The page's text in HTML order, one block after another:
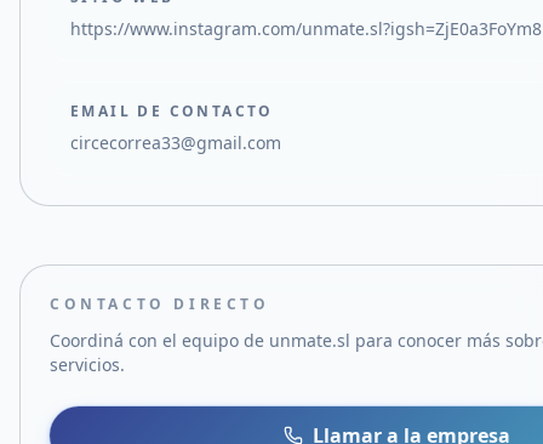
https://www.instagram.com/
EMAIL DE CONTACTO
circecorrea33@gmail.com
CONTACTO DIRECTO
Coordiná con el equipo de unmate.sl para conocer más
servicios.
Llamar a la empresa